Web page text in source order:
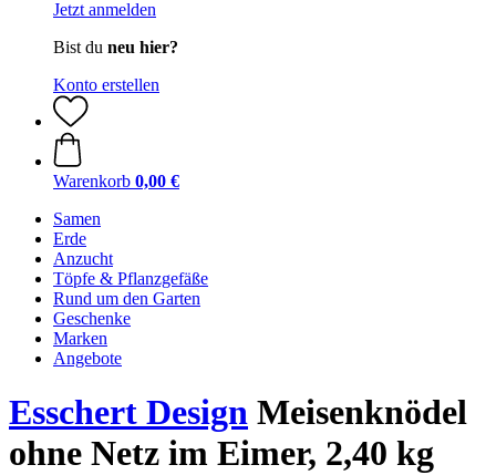
Jetzt anmelden
Bist du neu hier?
Konto erstellen
Warenkorb 0,00 €
Samen
Erde
Anzucht
Töpfe & Pflanzgefäße
Rund um den Garten
Geschenke
Marken
Angebote
Esschert Design Meisenknödel
ohne Netz im Eimer, 2,40 kg